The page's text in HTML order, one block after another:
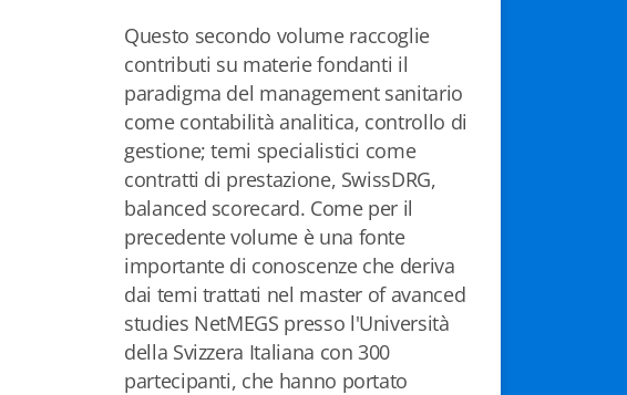
Questo secondo volume raccoglie
contributi su materie fondanti il
paradigma del management sanitario
come contabilità analitica, controllo di
gestione; temi specialistici come
contratti di prestazione, SwissDRG,
balanced scorecard. Come per il
precedente volume è una fonte
importante di conoscenze che deriva
dai temi trattati nel master of avanced
studies NetMEGS presso l'Università
della Svizzera Italiana con 300
partecipanti, che hanno portato